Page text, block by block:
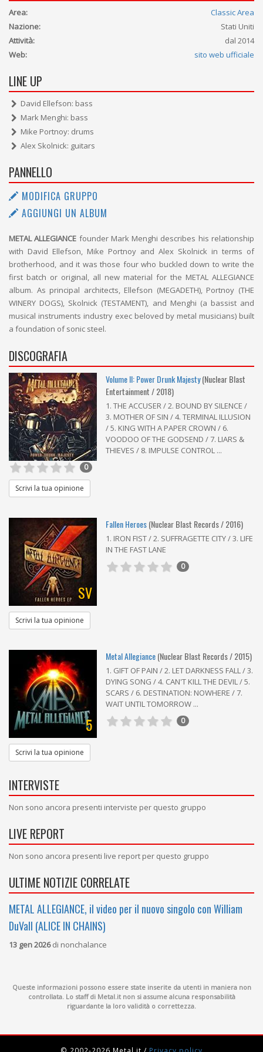
Area:
Classic Area
Nazione:
Stati Uniti
Attività:
dal 2014
Web:
sito web ufficiale
LINE UP
David Ellefson: bass
Mark Menghi: bass
Mike Portnoy: drums
Alex Skolnick: guitars
PANNELLO
MODIFICA GRUPPO
AGGIUNGI UN ALBUM
METAL ALLEGIANCE founder Mark Menghi describes his relationship
with David Ellefson, Mike Portnoy and Alex Skolnick in terms of
brotherhood, and it was those four who buckled down to write the
first batch or original, all new material for the METAL ALLEGIANCE
album. As principal architects, Ellefson (MEGADETH), Portnoy (THE
WINERY DOGS), Skolnick (TESTAMENT), and Menghi (a bassist and
musical instruments industry exec beloved by metal musicians) built
a foundation of sonic steel.
DISCOGRAFIA
Volume II: Power Drunk Majesty(Nuclear Blast
Entertainment / 2018)
1. THE ACCUSER / 2. BOUND BY SILENCE /
3. MOTHER OF SIN / 4. TERMINAL ILLUSION
/ 5. KING WITH A PAPER CROWN / 6.
VOODOO OF THE GODSEND / 7. LIARS &
THIEVES / 8. IMPULSE CONTROL ...
0
Scrivi la tua opinione
SV
Fallen Heroes(Nuclear Blast Records / 2016)
1. IRON FIST / 2. SUFFRAGETTE CITY / 3. LIFE
IN THE FAST LANE
0
Scrivi la tua opinione
5
Metal Allegiance(Nuclear Blast Records / 2015)
1. GIFT OF PAIN / 2. LET DARKNESS FALL / 3.
DYING SONG / 4. CAN'T KILL THE DEVIL / 5.
SCARS / 6. DESTINATION: NOWHERE / 7.
WAIT UNTIL TOMORROW ...
0
Scrivi la tua opinione
INTERVISTE
Non sono ancora presenti interviste per questo gruppo
LIVE REPORT
Non sono ancora presenti live report per questo gruppo
ULTIME NOTIZIE CORRELATE
METAL ALLEGIANCE, il video per il nuovo singolo con William
DuVall (ALICE IN CHAINS)
13 gen 2026di nonchalance
Queste informazioni possono essere state inserite da utenti in maniera non
controllata. Lo staff di Metal.it non si assume alcuna responsabilità
riguardante la loro validità o correttezza.